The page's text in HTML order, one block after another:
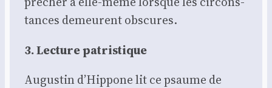
tances demeurent obs­cures.
3. Lec­ture patris­tique
Augus­tin d’Hippone lit ce psaume de